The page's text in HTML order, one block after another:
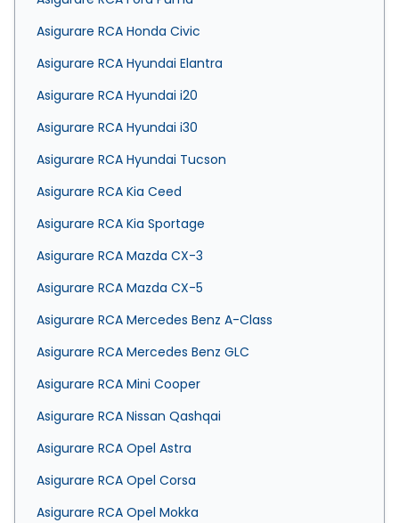
Asigurare RCA Honda Civic
Asigurare RCA Hyundai Elantra
Asigurare RCA Hyundai i20
Asigurare RCA Hyundai i30
Asigurare RCA Hyundai Tucson
Asigurare RCA Kia Ceed
Asigurare RCA Kia Sportage
Asigurare RCA Mazda CX-3
Asigurare RCA Mazda CX-5
Asigurare RCA Mercedes Benz A-Class
Asigurare RCA Mercedes Benz GLC
Asigurare RCA Mini Cooper
Asigurare RCA Nissan Qashqai
Asigurare RCA Opel Astra
Asigurare RCA Opel Corsa
Asigurare RCA Opel Mokka